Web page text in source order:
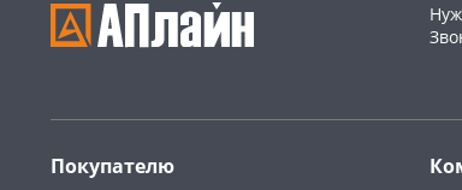
Покупателю